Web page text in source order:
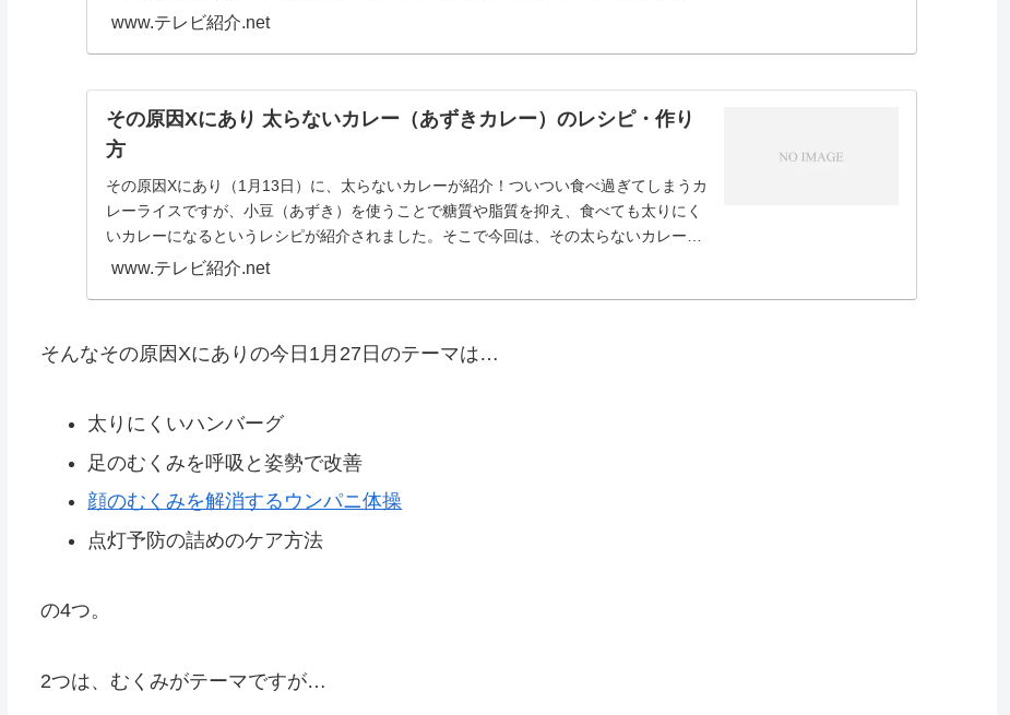
の...
www.テレビ紹介.net
その原因Xにあり 太らないカレー（あずきカレー）のレシピ・作り
方
その原因Xにあり（1月13日）に、太らないカレーが紹介！ついつい食べ過ぎてしまうカ
レーライスですが、小豆（あずき）を使うことで糖質や脂質を抑え、食べても太りにく
いカレーになるというレシピが紹介されました。そこで今回は、その太らないカレーの
レ...
www.テレビ紹介.net
そんなその原因Xにありの今日1月27日のテーマは…
太りにくいハンバーグ
足のむくみを呼吸と姿勢で改善
顔のむくみを解消するウンパニ体操
点灯予防の詰めのケア方法
の4つ。
2つは、むくみがテーマですが…